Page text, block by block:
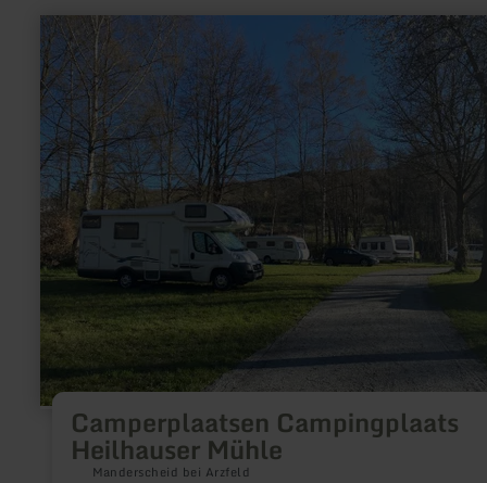
Camperplaatsen Campingplaats
Heilhauser Mühle
Manderscheid bei Arzfeld
meer
informatie
over:
Camperplaatsen
Campingplaats
Heilhauser
Mühle